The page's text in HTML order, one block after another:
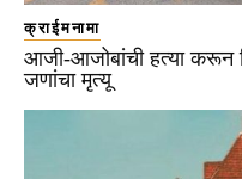
क्राईमनामा
आजी-आजोबांची हत्या करून
जणांचा मृत्यू